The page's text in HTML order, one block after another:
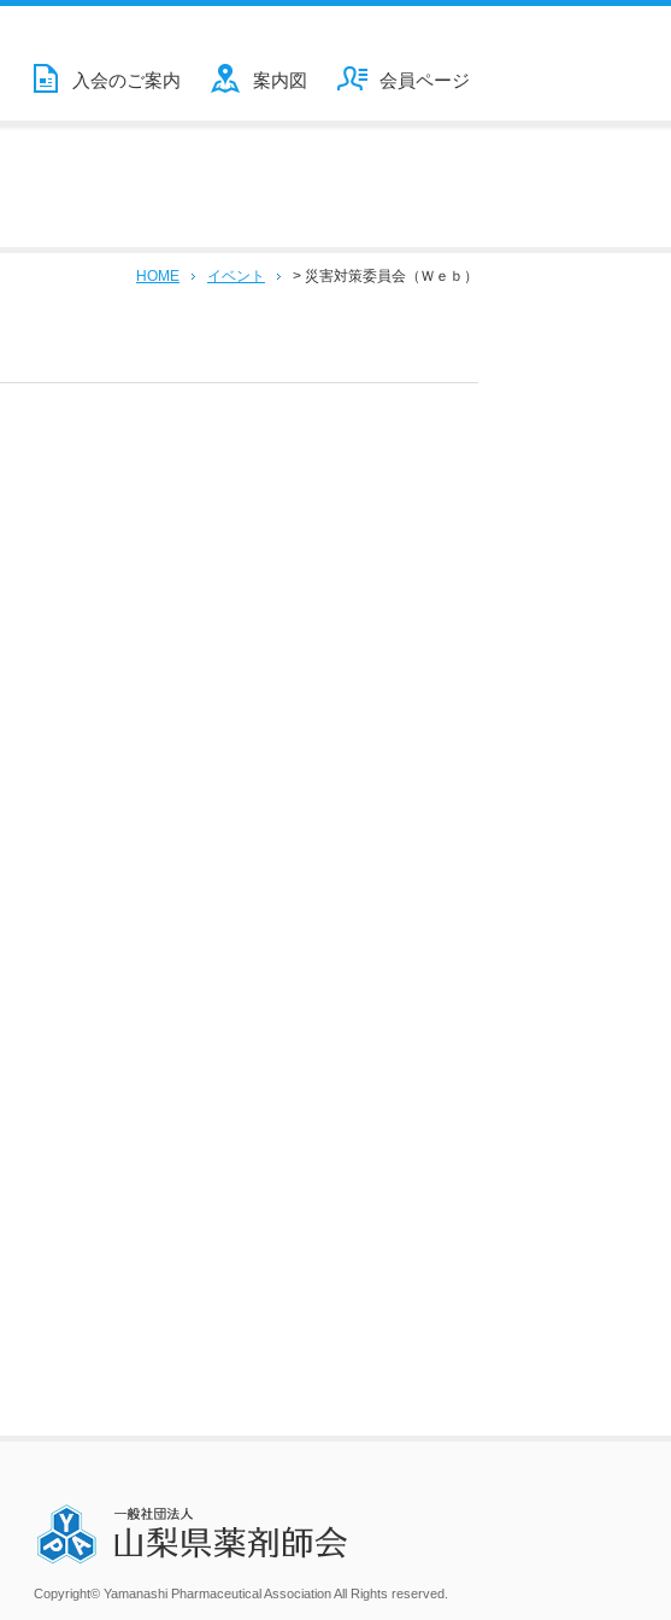
入会のご案内 案内図 会員ページ
HOME イベント > 災害対策委員会（Ｗｅｂ）
Copyright© Yamanashi Pharmaceutical Association All Rights reserved.